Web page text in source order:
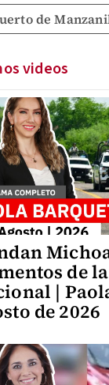
de
videos
de
|
de 2026